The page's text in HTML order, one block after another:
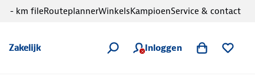
Zakelijk Inloggen
- km fileRouteplannerWinkelsKampioenService & contact